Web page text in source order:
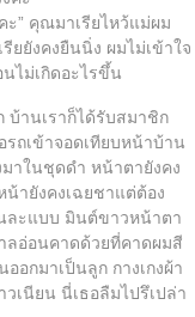
” คุณมาเรียไหว้แม่ผม
ยังคงยืนนิ่ง ผมไม่เข้าใจ
ไม่เกิดอะไรขึ้น
บ้านเราก็ได้รับสมาชิก
ถเข้าจอดเทียบหน้าบ้าน
าในชุดดำ หน้าตายังคง
ายังคงเฉยชาแต่ต้อง
ละแบบ มินต์ขาวหน้าตา
ลอ่อนคาดด้วยที่คาดผมสี
อกมาเป็นลูก กางเกงผ้า
เนียน นี่เธอลืมไปรึเปล่า